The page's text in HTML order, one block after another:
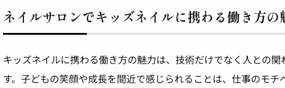
ネイルサロンでキッズネイルに携わる働き方の
キッズネイルに携わる働き方の魅力は、技術だけでなく人との
す。子どもの笑顔や成長を間近で感じられることは、仕事のモ